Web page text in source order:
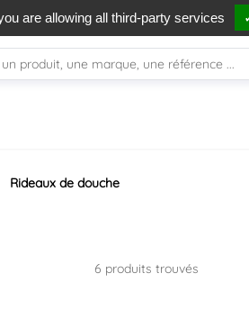
Livraison à J+1 ,
Rideaux de douche
6 produits trouvés
are allowing all third-party services